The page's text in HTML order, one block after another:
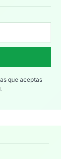
que aceptas